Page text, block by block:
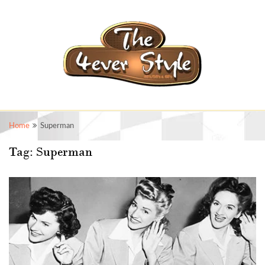
Home Superman
Tag: Superman